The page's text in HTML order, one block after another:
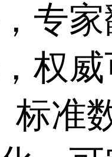
专家
权
标准